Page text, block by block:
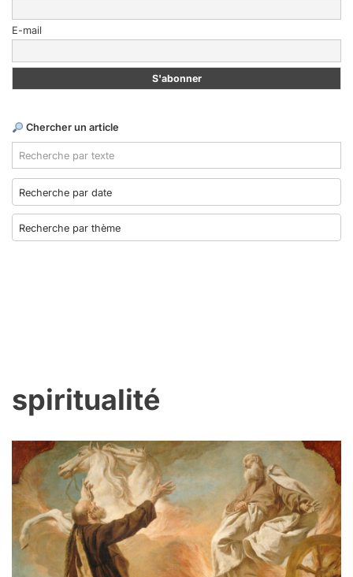
E-mail
Chercher un article
spiritualité